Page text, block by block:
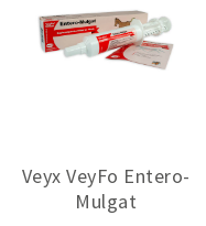
Veyx VeyFo Entero-
Mulgat